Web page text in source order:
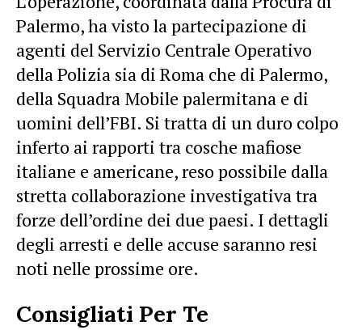
Palermo, ha visto la partecipazione di
agenti del Servizio Centrale Operativo
della Polizia sia di Roma che di Palermo,
della Squadra Mobile palermitana e di
uomini dell’FBI. Si tratta di un duro colpo
inferto ai rapporti tra cosche mafiose
italiane e americane, reso possibile dalla
stretta collaborazione investigativa tra
forze dell’ordine dei due paesi. I dettagli
degli arresti e delle accuse saranno resi
noti nelle prossime ore.
Consigliati Per Te